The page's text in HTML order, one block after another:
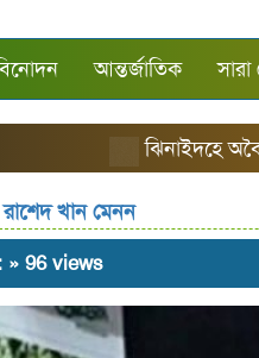
আন্তর্জাতিক
ঝিনাইদহে অবৈধ
খান মেনন
» 96 views